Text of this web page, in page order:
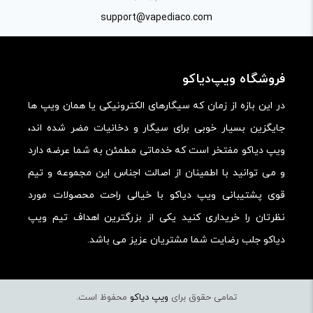
support@vapediaco.com
فروشگاه ویپ‌دیاکو
در این بازه از زمان که سیگارهای الکترونیکی یا همان ویپ ها
جایگزین بسیار خوبی برای سیگار و دخانیات مضر شده اند،
ویپ دیاکو مفتخر است که خدماتی مطمئن به شما عرضه دارد
و می توانید با اطمینان از اصالت اجناس این مجموعه و تیم
قوی پشتیبانی ویپ دیاکو با خیالی راحت محصولات مورد
نظرتان را خریداری کنید یکی از بزرگترین اهداف تیم ویپ
دیاکو جلب رضایت شما مشتریان عزیز می باشد.
تمامی حقوق برای ویپ دیاکو محفوظ است.